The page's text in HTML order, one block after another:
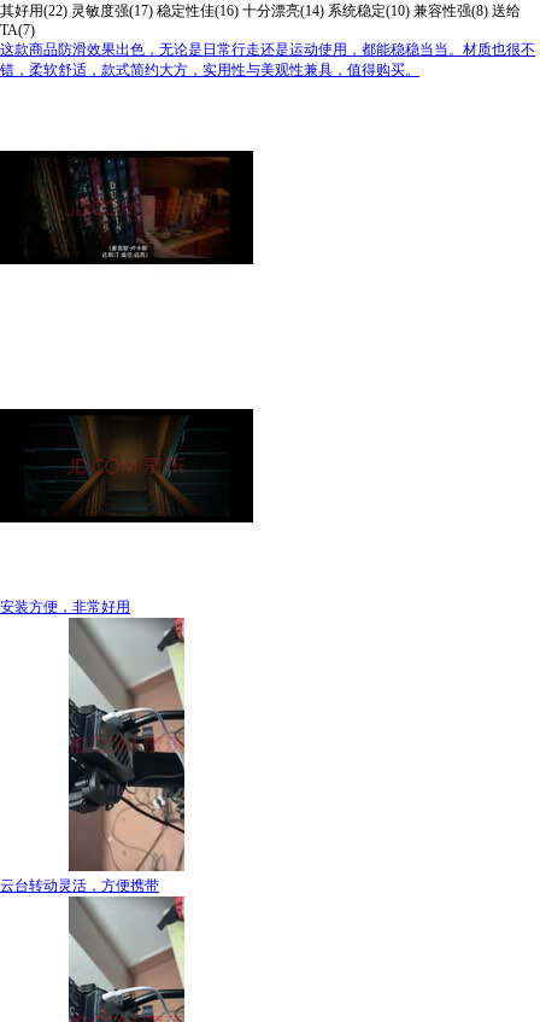
其好用(22) 灵敏度强(17) 稳定性佳(16) 十分漂亮(14) 系统稳定(10) 兼容性强(8) 送给
TA(7)
这款商品防滑效果出色，无论是日常行走还是运动使用，都能稳稳当当。材质也很不
错，柔软舒适，款式简约大方，实用性与美观性兼具，值得购买。
安装方便，非常好用
云台转动灵活，方便携带